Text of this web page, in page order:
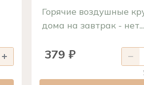
Горячие воздушные
дома на завтрак - нет...
379 ₽